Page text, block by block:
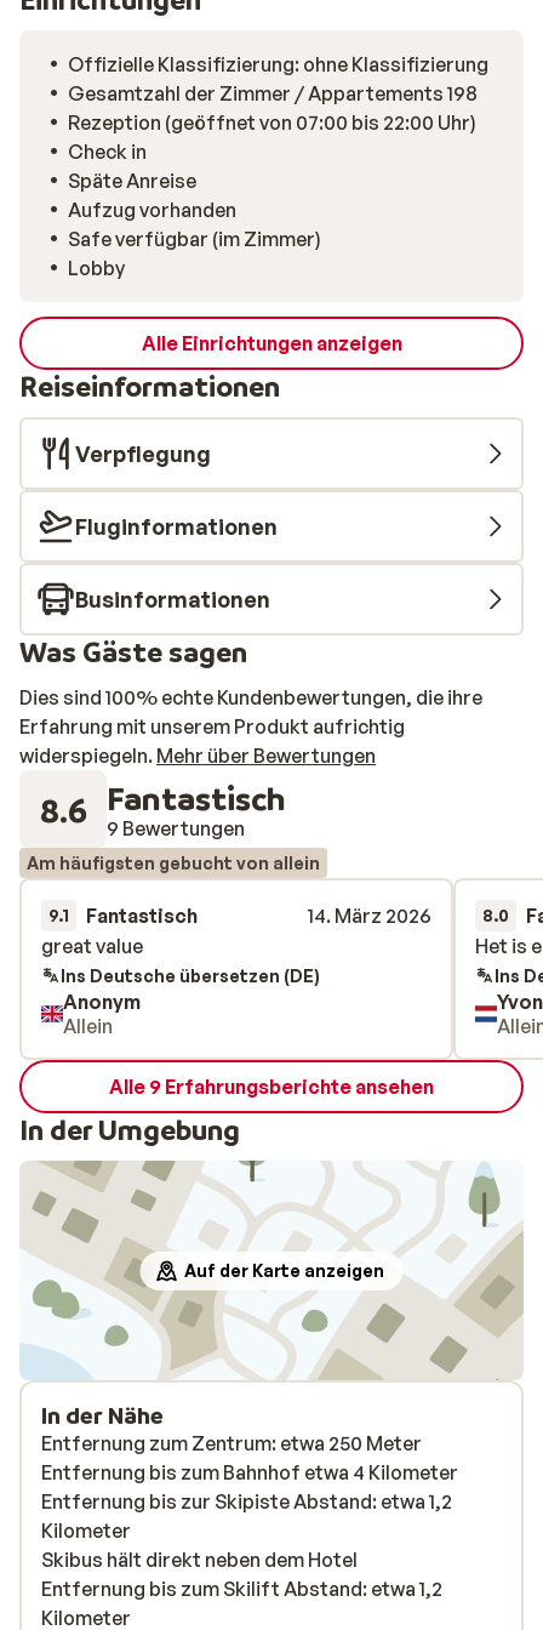
Offizielle Klassifizierung: ohne Klassifizierung
Gesamtzahl der Zimmer / Appartements 198
Rezeption (geöffnet von 07:00 bis 22:00 Uhr)
Check in
Späte Anreise
Aufzug vorhanden
Safe verfügbar (im Zimmer)
Lobby
Alle Einrichtungen anzeigen
Reiseinformationen
Verpflegung
Fluginformationen
Businformationen
Was Gäste sagen
Dies sind 100% echte Kundenbewertungen, die ihre
Erfahrung mit unserem Produkt aufrichtig
widerspiegeln. Mehr über Bewertungen
8.6 Fantastisch
9 Bewertungen
Am häufigsten gebucht von allein
9.1 Fantastisch
14. März 2026
great value
great value
Ins Deutsche übersetzen (DE)
Anonym
Allein
8.0
Het is
Het is
Ins
Alle 9 Erfahrungsberichte ansehen
In der Umgebung
Auf der Karte anzeigen
In der Nähe
Entfernung zum Zentrum: etwa 250 Meter
Entfernung bis zum Bahnhof etwa 4 Kilometer
Entfernung bis zur Skipiste Abstand: etwa 1,2
Kilometer
Skibus hält direkt neben dem Hotel
Entfernung bis zum Skilift Abstand: etwa 1,2
Kilometer